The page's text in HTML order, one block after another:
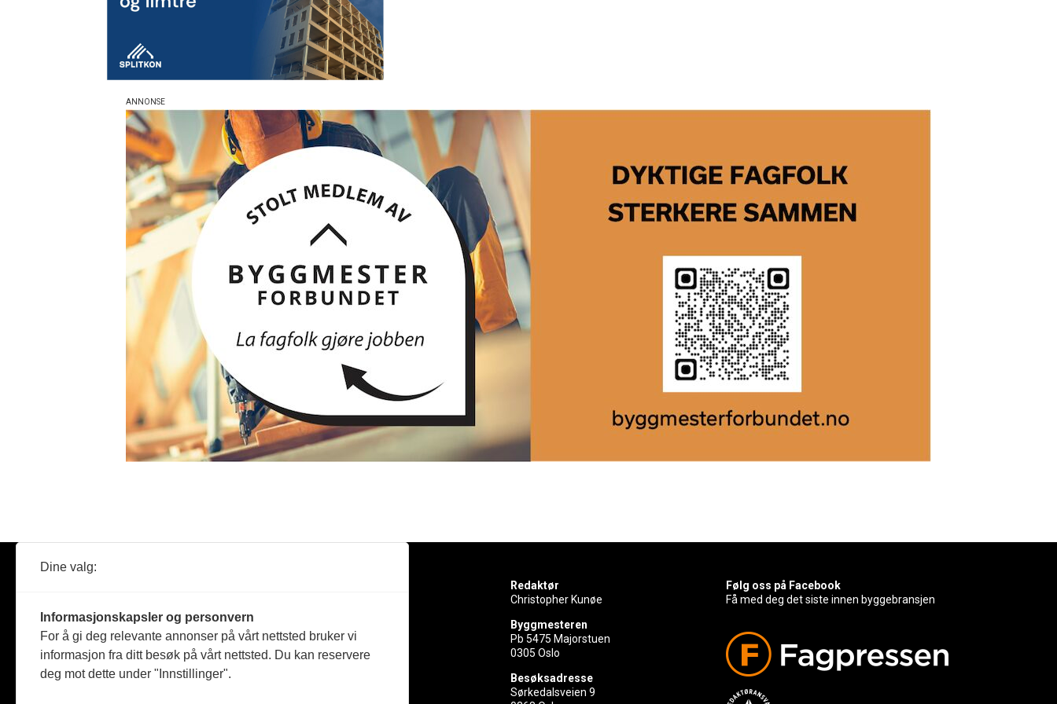
Reportasje
Produkter
Redaktør
Christopher Kunøe
Byggmesteren
Pb 5475 Majorstuen
0305 Oslo
Besøksadresse
Sørkedalsveien 9
Følg oss på Facebook
Få med deg det siste innen byggebransjen
Dine valg:
Informasjonskapsler og personvern
For å gi deg relevante annonser på vårt nettsted bruker vi
informasjon fra ditt besøk på vårt nettsted. Du kan reservere
deg mot dette under "Innstillinger".